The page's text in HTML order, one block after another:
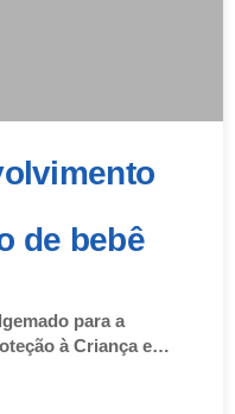
de bebê
para a
à Criança e…